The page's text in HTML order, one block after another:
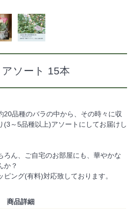
ソート 15本
20品種のバラの中から、その時々に収
(3～5品種以上)アソートにしてお届けし
ろん、ご自宅のお部屋にも、華やかな
か？
ング(有料)対応致しております。
商品詳細